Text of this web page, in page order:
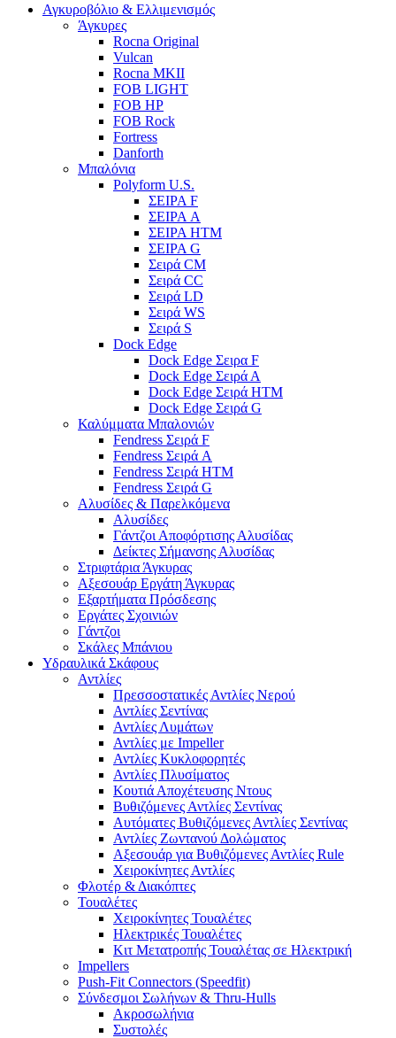
Αγκυροβόλιο & Ελλιμενισμός
Άγκυρες
Rocna Original
Vulcan
Rocna MKII
FOB LIGHT
FOB HP
FOB Rock
Fortress
Danforth
Μπαλόνια
Polyform U.S.
ΣΕΙΡΑ F
ΣΕΙΡΑ A
ΣΕΙΡΑ HTM
ΣΕΙΡΑ G
Σειρά CM
Σειρά CC
Σειρά LD
Σειρά WS
Σειρά S
Dock Edge
Dock Edge Σειρα F
Dock Edge Σειρά Α
Dock Edge Σειρά HTM
Dock Edge Σειρά G
Καλύμματα Μπαλονιών
Fendress Σειρά F
Fendress Σειρά A
Fendress Σειρά HTM
Fendress Σειρά G
Αλυσίδες & Παρελκόμενα
Αλυσίδες
Γάντζοι Αποφόρτισης Αλυσίδας
Δείκτες Σήμανσης Αλυσίδας
Στριφτάρια Άγκυρας
Αξεσουάρ Εργάτη Άγκυρας
Εξαρτήματα Πρόσδεσης
Εργάτες Σχοινιών
Γάντζοι
Σκάλες Μπάνιου
Υδραυλικά Σκάφους
Αντλίες
Πρεσσοστατικές Αντλίες Νερού
Αντλίες Σεντίνας
Αντλίες Λυμάτων
Αντλίες με Impeller
Αντλίες Κυκλοφορητές
Αντλίες Πλυσίματος
Κουτιά Αποχέτευσης Ντους
Βυθιζόμενες Αντλίες Σεντίνας
Αυτόματες Βυθιζόμενες Αντλίες Σεντίνας
Αντλίες Ζωντανού Δολώματος
Αξεσουάρ για Βυθιζόμενες Αντλίες Rule
Χειροκίνητες Αντλίες
Φλοτέρ & Διακόπτες
Τουαλέτες
Χειροκίνητες Τουαλέτες
Ηλεκτρικές Τουαλέτες
Κιτ Μετατροπής Τουαλέτας σε Ηλεκτρική
Impellers
Push-Fit Connectors (Speedfit)
Σύνδεσμοι Σωλήνων & Thru-Hulls
Ακροσωλήνια
Συστολές